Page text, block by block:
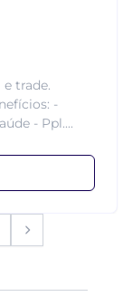
trade.
-
- Ppl....